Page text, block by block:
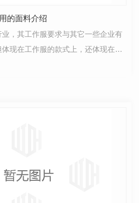
的面料介绍
，其工作服要求与其它一些企业有
现在工作服的款式上，还体现在工
绍跟酒店工作服相关的面料及…